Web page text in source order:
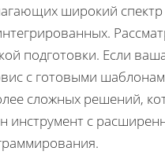
широкий
подготовки. Если
с готовыми
сложных решений,
инструмент с